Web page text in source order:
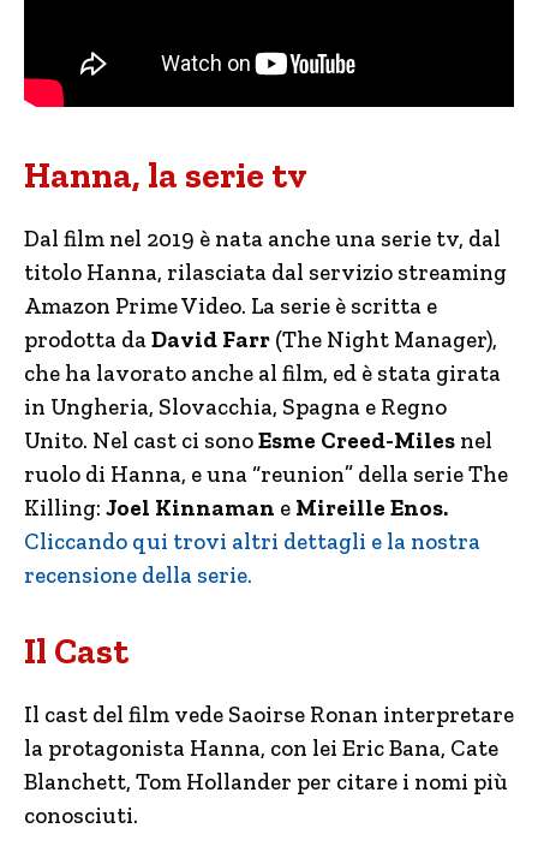
Hanna, la serie tv
Dal film nel 2019 è nata anche una serie tv, dal
titolo Hanna, rilasciata dal servizio streaming
Amazon Prime Video. La serie è scritta e
prodotta da David Farr (The Night Manager),
che ha lavorato anche al film, ed è stata girata
in Ungheria, Slovacchia, Spagna e Regno
Unito. Nel cast ci sonoEsme Creed-Miles nel
ruolo di Hanna, e una “reunion” della serie The
Killing: Joel Kinnaman e Mireille Enos.
Cliccando qui trovi altri dettagli e la nostra
recensione della serie.
Il Cast
Il cast del film vede Saoirse Ronan interpretare
la protagonista Hanna, con lei Eric Bana, Cate
Blanchett, Tom Hollander per citare i nomi più
conosciuti.